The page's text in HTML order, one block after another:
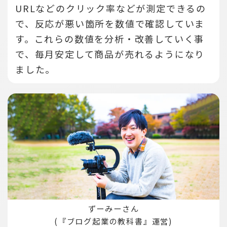
URLなどのクリック率などが測定できるの
で、反応が悪い箇所を数値で確認していま
す。
これらの数値を分析・改善していく事
で、毎月安定して商品が売れるようになり
ました。
ずーみーさん
(『ブログ起業の教科書』運営)